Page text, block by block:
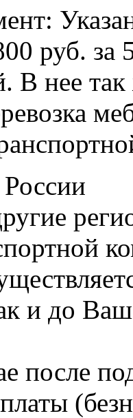
руб. за
В нее
и до
после